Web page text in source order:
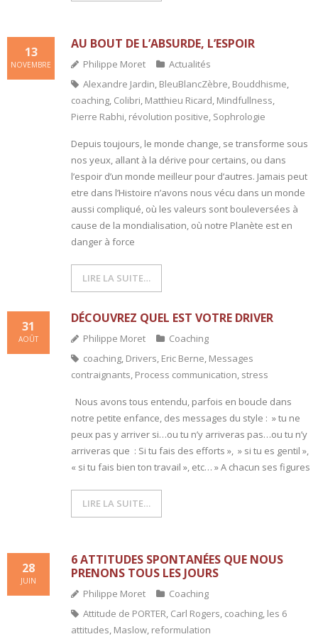
AU BOUT DE L’ABSURDE, L’ESPOIR
13
NOVEMBRE Philippe Moret
Actualités
Alexandre Jardin, BleuBlancZèbre, Bouddhisme,
coaching, Colibri, Matthieu Ricard, Mindfullness,
Pierre Rabhi, révolution positive, Sophrologie
Depuis toujours, le monde change, se transforme sous
nos yeux, allant à la dérive pour certains, ou dans
l’espoir d’un monde meilleur pour d’autres. Jamais peut
etre dans l’Histoire n’avons nous vécu dans un monde
aussi compliqué, où les valeurs sont bouleversées à
cause de la mondialisation, où notre Planète est en
danger à force
LIRE LA SUITE…
DÉCOUVREZ QUEL EST VOTRE DRIVER
31
AOÛT Philippe Moret
Coaching
coaching, Drivers, Eric Berne, Messages
contraignants, Process communication, stress
Nous avons tous entendu, parfois en boucle dans
notre petite enfance, des messages du style : » tu ne
peux pas y arriver si…ou tu n’y arriveras pas…ou tu n’y
arriveras que : Si tu fais des efforts », » si tu es gentil »,
« si tu fais bien ton travail », etc… » A chacun ses figures
LIRE LA SUITE…
6 ATTITUDES SPONTANÉES QUE NOUS
PRENONS TOUS LES JOURS
28
JUIN
Philippe Moret
Coaching
Attitude de PORTER, Carl Rogers, coaching, les 6
attitudes, Maslow, reformulation